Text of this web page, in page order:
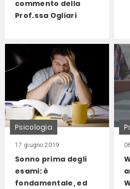
commento della
Prof.ssa Ogliari
Psicologia
17 giugno 2019
Sonno prima degli
esami: è
fondamentale, ed